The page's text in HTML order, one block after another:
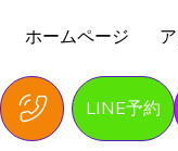
ホームページ
LINE予約